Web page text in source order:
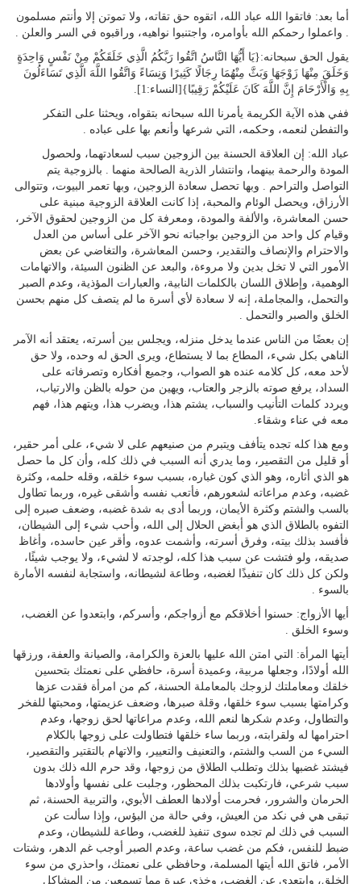
أما بعد: فاتقوا الله عباد الله، اتقوه حق تقاته، ولا تموتن إلا وأنتم مسلمون
. واعملوا رحمكم الله بأوامره، واجتنبوا نواهيه، وراقبوه في السر والعلن .
يقول الحق سبحانه:{يَا أَيُّهَا النَّاسُ اتَّقُوا رَبَّكُمُ الَّذِي خَلَقَكُمْ مِنْ نَفْسٍ وَاحِدَةٍ
وَخَلَقَ مِنْهَا زَوْجَهَا وَبَثَّ مِنْهُمَا رِجَالًا كَثِيرًا وَنِسَاءً وَاتَّقُوا اللَّهَ الَّذِي تَسَاءَلُونَ
بِهِ وَالْأَرْحَامَ إِنَّ اللَّهَ كَانَ عَلَيْكُمْ رَقِيبًا}[النساء:1].
ففي هذه الآية الكريمة يأمرنا الله سبحانه بتقواه، ويحثنا على التفكر
والتفطن لنعمه، وحكمه، التي شرعها وأنعم بها على عباده .
عباد الله: إن العلاقة الحسنة بين الزوجين سبب لسعادتهما، ولحصول
المودة والرحمة بينهما، وانتشار الذرية الصالحة منهما . بالزوجية يتم
التواصل والتراحم . وبها تحصل سعادة الزوجين، وبها تعمر البيوت، وتتوالى
الأرزاق، ويحصل الوئام والمحبة، إذا كانت العلاقة الزوجية مبنية على
حسن المعاشرة، والألفة والمودة، ومعرفة كل من الزوجين لحقوق الآخر،
وقيام كل واحد من الزوجين بواجباته نحو الآخر على أساس من العدل
والاحترام والإنصاف والتقدير، وحسن المعاشرة، والتغاضي عن بعض
الأمور التي لا تخل بدين ولا مروءة، والبعد عن الظنون السيئة، والاتهامات
الوهمية، وإطلاق اللسان بالكلمات النابية، والعبارات المؤذية، وعدم الصبر
والتحمل، والمجاملة، إنه لا سعادة لأي أسرة ما لم يتصف كل منهم بحسن
الخلق والصبر والتحمل .
إن بعضًا من الناس عندما يدخل منزله، ويجلس بين أسرته، يعتقد أنه الآمر
الناهي بكل شيء، المطاع بما لا يستطاع، ويرى الحق له وحده، ولا حق
لأحد معه، كل كلامه عنده هو الصواب، وجميع أفكاره وتصرفاته على
السداد، يرفع صوته بالزجر والعتاب، ويهين من حوله بالظن والارتياب،
ويردد كلمات التأنيب والسباب، يشتم هذا، ويضرب هذا، ويتهم هذا، فهم
معه في عناء وشقاء.
ومع هذا كله تجده يتأفف ويتبرم من صنيعهم على لا شيء، على أمر حقير،
أو قليل من التقصير، وما يدري أنه السبب في ذلك كله، وأن كل ما حصل
هو الذي أثاره، وهو الذي كون غباره، بسبب سوء خلقه، وقله حلمه، وكثرة
غضبه، وعدم مراعاته لشعورهم، فأتعب نفسه وأشقى غيره، وربما تطاول
بالسب والشتم وكثرة الأيمان، وربما أدى به شدة غضبه، وضعف صبره إلى
التفوه بالطلاق الذي هو أبغض الحلال إلى الله، وأحب شيء إلى الشيطان،
فأفسد بذلك بيته، وفرق أسرته، وأشمت عدوه، وأقر عين حاسده، وأغاظ
صديقه، ولو فتشت عن سبب هذا كله، لوجدته لا لشيء، ولا يوجب شيئًا،
ولكن كل ذلك كان تنفيذًا لغضبه، وطاعة لشيطانه، واستجابة لنفسه الأمارة
بالسوء .
أيها الأزواج: حسنوا أخلاقكم مع أزواجكم، وأسركم، وابتعدوا عن الغضب،
وسوء الخلق .
أيتها المرأة: التي امتن الله عليها بالعزة والكرامة، والصيانة والعفة، ورزقها
الله أولادًا، وجعلها مربية، وعميدة أسرة، حافظي على نعمتك بتحسين
خلقك ومعاملتك لزوجك بالمعاملة الحسنة، كم من امرأة فقدت عزها
وكرامتها بسبب سوء خلقها، وقلة صبرها، وضعف عزيمتها، ومحبتها للفخر
والتطاول، وعدم شكرها لنعم الله، وعدم مراعاتها لحق زوجها، وعدم
احترامها له ولقرابته، وربما ساء خلقها فتطاولت على زوجها بالكلام
السيء من السب والشتم، والتعنيف والتعيير، والاتهام بالتقتير والتقصير،
فيشتد غضبها بذلك وتطلب الطلاق من زوجها، وقد حرم الله ذلك بدون
سبب شرعي، فارتكبت بذلك المحظور، وجلبت على نفسها وأولادها
الحرمان والشرور، فحرمت أولادها العطف الأبوي، والتربية الحسنة، ثم
تبقى هي في نكد من العيش، وفي حالة من البؤس، وإذا سألت عن
السبب في ذلك لم تجده سوى تنفيذ للغضب، وطاعة للشيطان، وعدم
ضبط للنفس، فكم من غضب ساعة، وعدم الصبر أوجب غم الدهر، وشتات
الأمر، فاتق الله أيتها المسلمة، وحافظي على نعمتك، واحذري من سوء
الخلق، وابتعدي عن الغضب، وخذي عبرة مما تسمعين من المشاكل